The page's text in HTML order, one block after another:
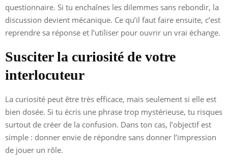
questionnaire. Si tu enchaînes les dilemmes sans rebondir, la
discussion devient mécanique. Ce qu’il faut faire ensuite, c’est
reprendre sa réponse et l’utiliser pour ouvrir un vrai échange.
Susciter la curiosité de votre
interlocuteur
La curiosité peut être très efficace, mais seulement si elle est
bien dosée. Si tu écris une phrase trop mystérieuse, tu risques
surtout de créer de la confusion. Dans ton cas, l’objectif est
simple : donner envie de répondre sans donner l’impression
de jouer un rôle.